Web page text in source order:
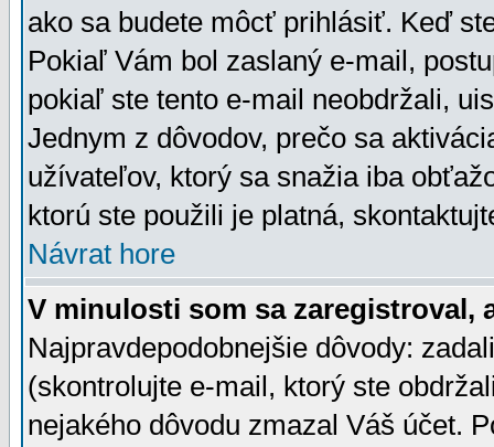
ako sa budete môcť prihlásiť. Keď
Pokiaľ Vám bol zaslaný e-mail,
pokiaľ ste tento e-mail neobdržali,
Jednym z dôvodov, prečo sa
užívateľov, ktorý sa snažia iba
ktorú ste použili je platná,
Návrat hore
V minulosti som sa zaregistroval,
Najpravdepodobnejšie dôvody:
(skontrolujte e-mail, ktorý ste
nejakého dôvodu zmazal Váš účet.